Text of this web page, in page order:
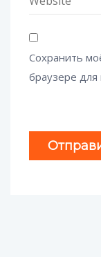
Сохранить
браузере